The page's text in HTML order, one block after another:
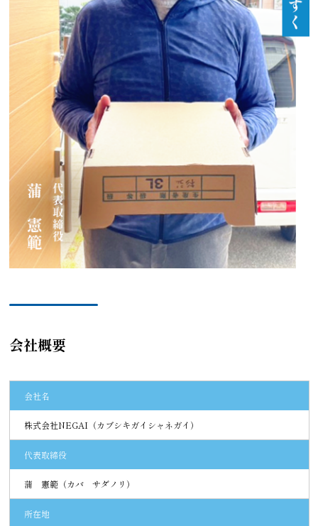
会社概要
会社名
株式会社NEGAI（カブシキガイシャネガイ）
代表取締役
蒲 憲範（カバ サダノリ）
所在地